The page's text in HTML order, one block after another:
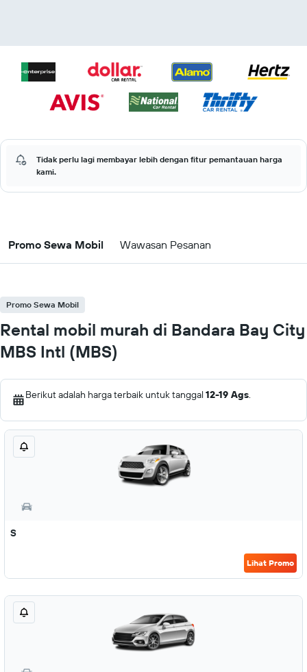
Tidak perlu lagi membayar lebih dengan fitur pemantauan harga
kami.
Promo Sewa Mobil Wawasan Pesanan
Promo Sewa Mobil
Rental mobil murah di Bandara Bay City
MBS Intl (MBS)
Berikut adalah harga terbaik untuk tanggal 12-19 Ags.
S
Lihat Promo